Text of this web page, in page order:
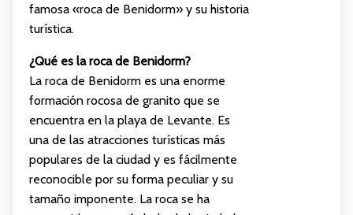
famosa «roca de Benidorm» y su historia
turística.
¿Qué es la roca de Benidorm?
La roca de Benidorm es una enorme
formación rocosa de granito que se
encuentra en la playa de Levante. Es
una de las atracciones turísticas más
populares de la ciudad y es fácilmente
reconocible por su forma peculiar y su
tamaño imponente. La roca se ha